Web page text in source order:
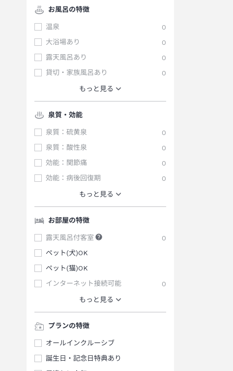
お風呂の特徴
温泉
0
大浴場あり
0
露天風呂あり
0
貸切・家族風呂あり
0
もっと見る
泉質・効能
泉質：硫黄泉
0
泉質：酸性泉
0
効能：関節痛
0
効能：病後回復期
0
もっと見る
お部屋の特徴
露天風呂付客室
0
ペット(犬)OK
ペット(猫)OK
インターネット接続可能
0
もっと見る
プランの特徴
オールインクルーシブ
誕生日・記念日特典あり